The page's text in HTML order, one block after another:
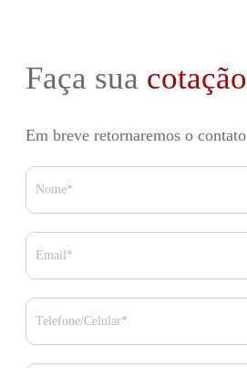
Faça sua cotação
Em breve retornaremos o contato
Nome*
Email*
Telefone/Celular*